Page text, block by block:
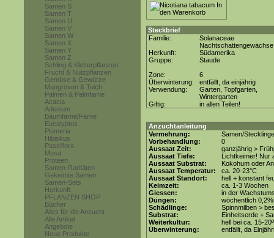
Samen S
Samen T
Samen U
Samen V
Samen W
Samen X
Samen Y
Samen Z
Schling & Kletterpflanzen
Frucht & Nutzpflanzen
Gemüse & Gewürze
Mangroven & Teich
Palmen & Palmfarne
Acacia
Adenium
Baumfarne/Farne
Eucalyptus
Plumeria
Hibiskus
Passiflora
Musa
Proteen
Samen-Raritäten
Gekeimte Samen
Samen-Sets
Herkunft
PFLANZEN SHOP
Bücher
Alles für die Anzucht
Alle Artikel
Angebote
Neue Produkte
Steckbrief
Familie:
Solanaceae
Nachtschattengewächse
Herkunft:
Südamerika
Gruppe:
Staude
Zone:
6
Überwinterung:
entfällt, da einjährig
Verwendung:
Garten, Topfgarten,
Wintergarten
Giftig:
in allen Teilen!
Anzuchtanleitung
Vermehrung:
Samen/Stecklinge
Vorbehandlung:
0
Aussaat Zeit:
ganzjährig >
Aussaat Tiefe:
Lichtkeimer! Nur
Aussaat Substrat:
Kokohum oder
Aussaat Temperatur:
ca. 20-23°C
Aussaat Standort:
hell + konstant
Keimzeit:
ca. 1-3 Wochen
Giessen:
in der
Düngen:
wöchentlich
Schädlinge:
Spinnmilben >
Substrat:
Einheitserde +
Weiterkultur:
hell bei ca. 15-
Überwinterung:
entfällt, da